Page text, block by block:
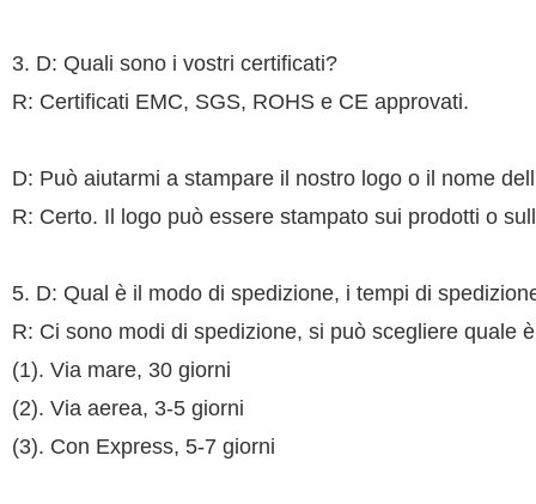
3. D: Quali sono i vostri certificati?
R: Certificati EMC, SGS, ROHS e CE approvati.
D: Può aiutarmi a stampare il nostro logo o il nome
R: Certo. Il logo può essere stampato sui prodotti o
5. D: Qual è il modo di spedizione, i tempi di
R: Ci sono modi di spedizione, si può scegliere quale
(1). Via mare, 30 giorni
(2). Via aerea, 3-5 giorni
(3). Con Express, 5-7 giorni